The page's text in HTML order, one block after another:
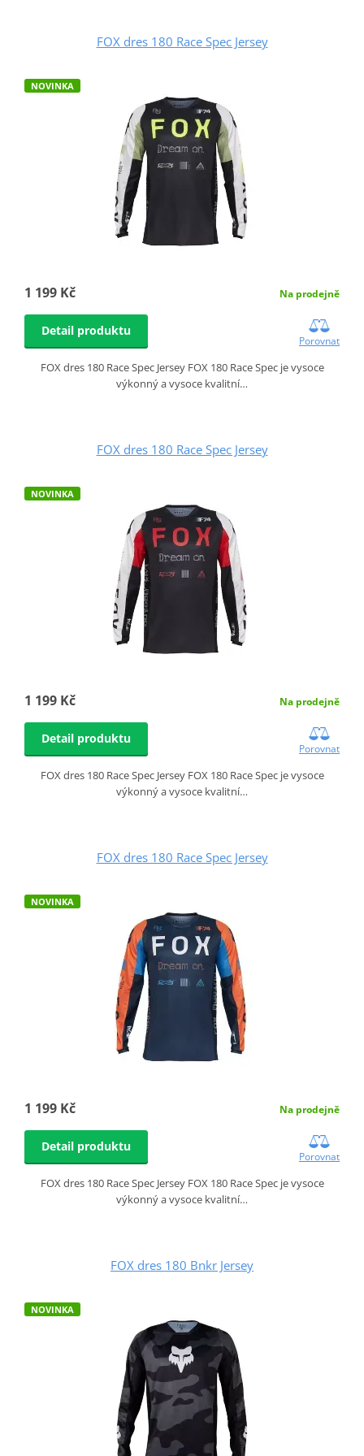
FOX dres 180 Race Spec Jersey
NOVINKA
1 199 Kč Na prodejně
Detail produktu
Porovnat
FOX dres 180 Race Spec Jersey FOX 180 Race Spec je vysoce
výkonný a vysoce kvalitní…
FOX dres 180 Race Spec Jersey
NOVINKA
1 199 Kč Na prodejně
Detail produktu
Porovnat
FOX dres 180 Race Spec Jersey FOX 180 Race Spec je vysoce
výkonný a vysoce kvalitní…
FOX dres 180 Race Spec Jersey
NOVINKA
1 199 Kč Na prodejně
Detail produktu
Porovnat
FOX dres 180 Race Spec Jersey FOX 180 Race Spec je vysoce
výkonný a vysoce kvalitní…
FOX dres 180 Bnkr Jersey
NOVINKA